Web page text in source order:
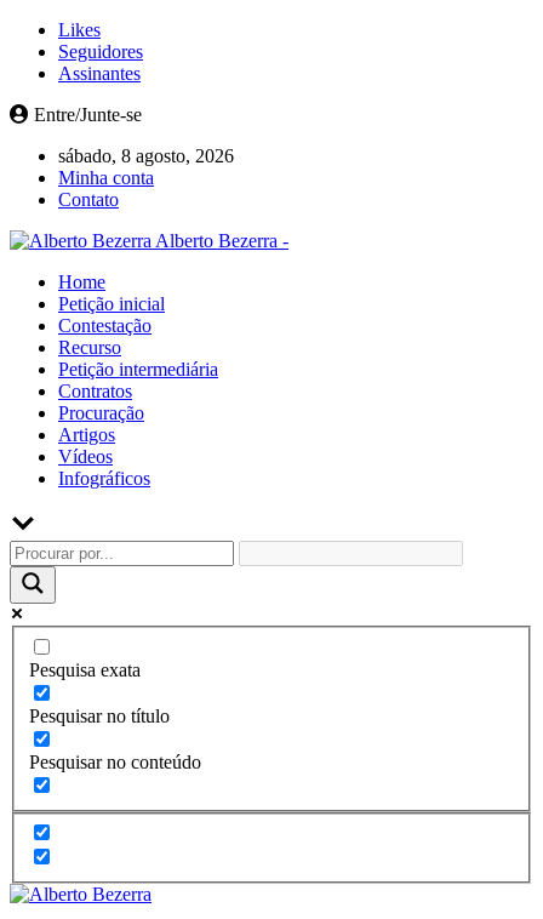
Likes
Seguidores
Assinantes
Entre/Junte-se
sábado, 8 agosto, 2026
Minha conta
Contato
Alberto Bezerra -
Home
Petição inicial
Contestação
Recurso
Petição intermediária
Contratos
Procuração
Artigos
Vídeos
Infográficos
Pesquisa exata
Pesquisar no título
Pesquisar no conteúdo